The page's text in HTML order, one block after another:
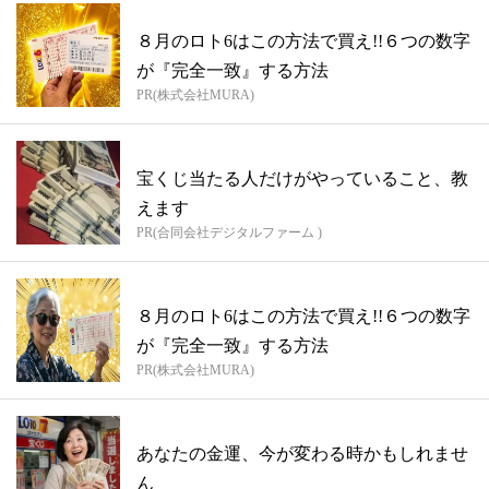
８月のロト6はこの方法で買え!!６つの数字
が『完全一致』する方法
PR(株式会社MURA)
宝くじ当たる人だけがやっていること、教
えます
PR(合同会社デジタルファーム )
８月のロト6はこの方法で買え!!６つの数字
が『完全一致』する方法
PR(株式会社MURA)
あなたの金運、今が変わる時かもしれませ
ん